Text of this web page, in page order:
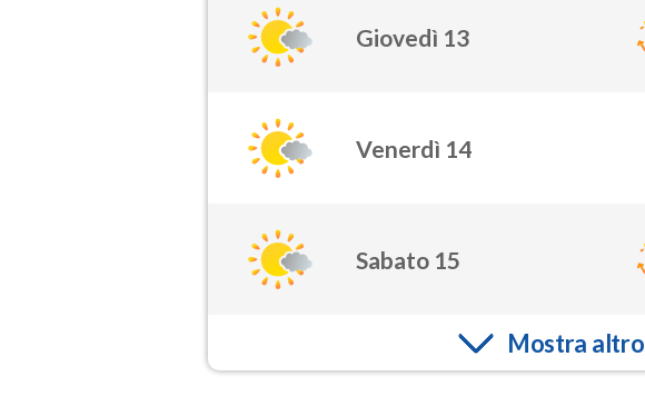
Giovedì 13
Venerdì 14
Sabato 15
Mostra altro